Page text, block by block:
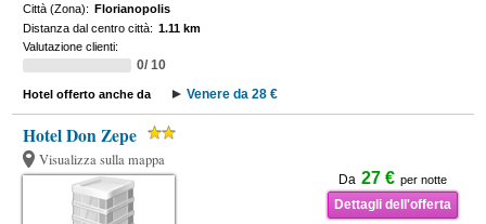
Città (Zona): Florianopolis
Distanza dal centro città: 1.11 km
Valutazione clienti:
0/ 10
Hotel offerto anche da Venere da 28 €
Hotel Don Zepe
Visualizza sulla mappa
Da 27 € per notte
Dettagli dell'offerta